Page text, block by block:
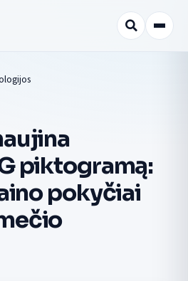
piktogramą:
pokyčiai